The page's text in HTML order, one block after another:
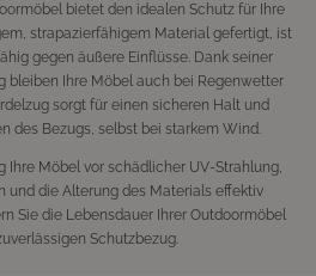
bietet den idealen Schutz für Ihre
strapazierfähigem Material gefertigt, ist
gegen äußere Einflüsse. Dank seiner
bleiben Ihre Möbel auch bei Regenwetter
sorgt für einen sicheren Halt und
des Bezugs, selbst bei starkem Wind.
Ihre Möbel vor schädlicher UV-Strahlung,
und die Alterung des Materials effektiv
Sie die Lebensdauer Ihrer Outdoormöbel
Schutzbezug.